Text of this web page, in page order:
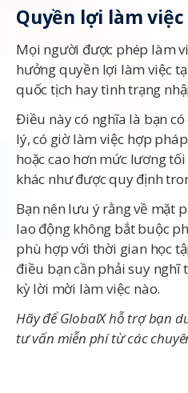
Quyền lợi làm việc
Mọi người được phép làm
hưởng quyền lợi làm việc
quốc tịch hay tình trạng
Điều này có nghĩa là bạn
lý, có giờ làm việc hợp
hoặc cao hơn mức lương
khác như được quy định
Bạn nên lưu ý rằng về mặt
lao động không bắt buộc
phù hợp với thời gian học
điều bạn cần phải suy nghĩ
kỳ lời mời làm việc nào.
Hãy để GlobalX hỗ trợ bạn
tư vấn miễn phí từ các